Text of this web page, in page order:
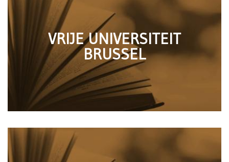
VRIJE UNIVERSITEIT
BRUSSEL